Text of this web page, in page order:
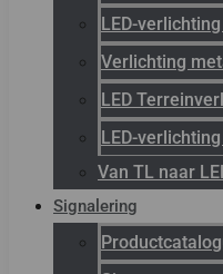
LED-
Verlichting
LED
LED-
Van TL naar
Signalering